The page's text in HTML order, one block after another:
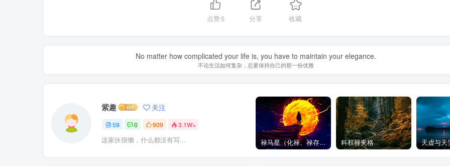
点赞5 分享 收藏
No matter how complicated your life is, you have to maintain your elegance.
不论生活如何复杂，总要保持自己的那一份优雅
紫趣 关注
59 0 909 3.1W+
这家伙很懒，什么都没有写... 禄马星（化禄、禄存、天马）在各宫情况-紫微斗数格局 科权禄夹格